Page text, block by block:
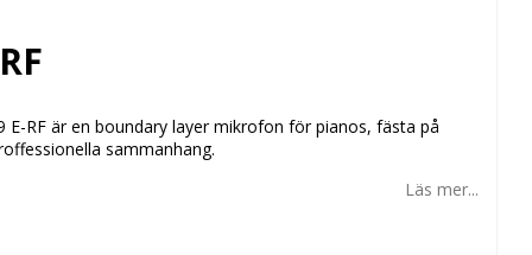
E-RF är en boundary layer mikrofon för pianos, fästa på
sammanhang.
Läs mer...